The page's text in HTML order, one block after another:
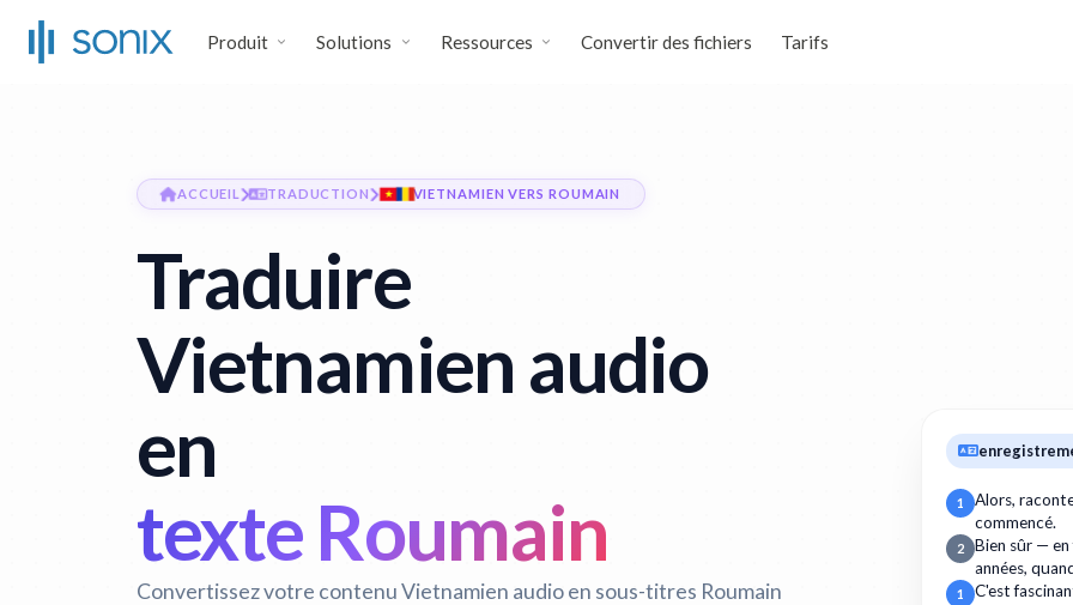
Produit Solutions Ressources Convertir des fichiers Tarifs
ACCUEIL TRADUCTION VIETNAMIEN VERS ROUMAIN
Traduire
Vietnamien audio
en
texte Roumain
Convertissez votre contenu Vietnamien audio en sous-titres Roumain
1
Alors,
commencé.
2
Bien sûr —
années,
1 C'est